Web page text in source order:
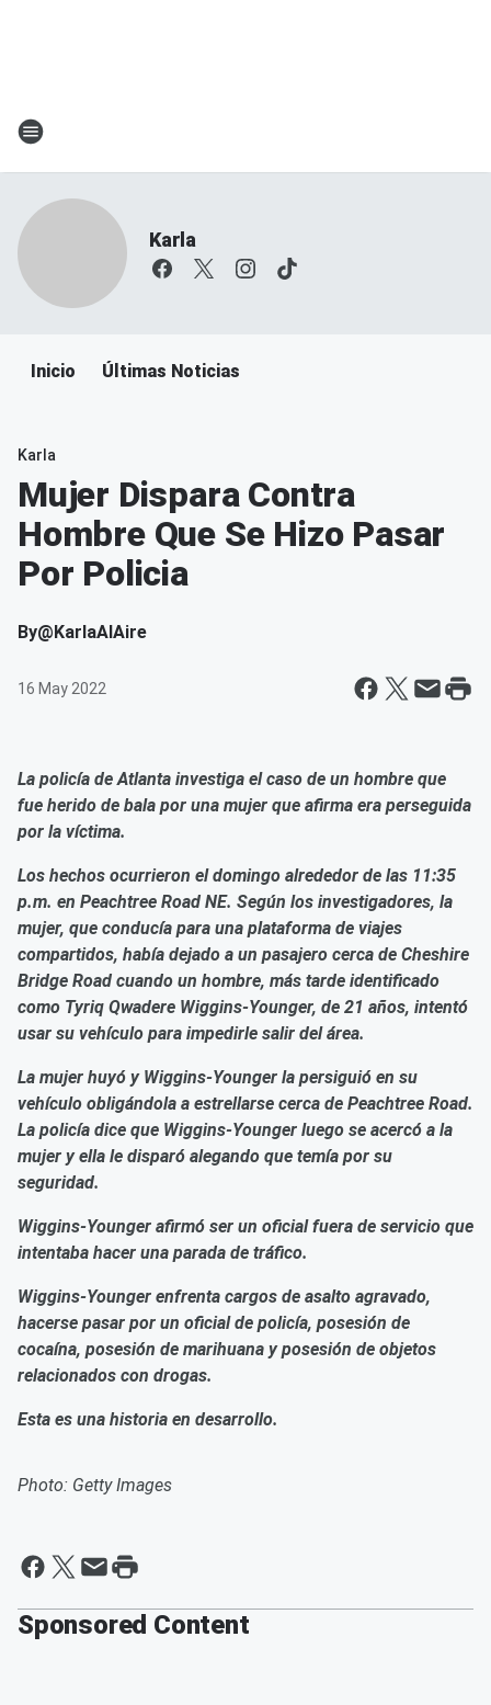
Karla
Inicio Últimas Noticias
Karla
Mujer Dispara Contra
Hombre Que Se Hizo Pasar
Por Policia
By@KarlaAlAire
16 May 2022
La policía de Atlanta investiga el caso de un hombre que
fue herido de bala por una mujer que afirma era perseguida
por la víctima.
Los hechos ocurrieron el domingo alrededor de las 11:35
p.m. en Peachtree Road NE. Según los investigadores, la
mujer, que conducía para una plataforma de viajes
compartidos, había dejado a un pasajero cerca de Cheshire
Bridge Road cuando un hombre, más tarde identificado
como Tyriq Qwadere Wiggins-Younger, de 21 años, intentó
usar su vehículo para impedirle salir del área.
La mujer huyó y Wiggins-Younger la persiguió en su
vehículo obligándola a estrellarse cerca de Peachtree Road.
La policía dice que Wiggins-Younger luego se acercó a la
mujer y ella le disparó alegando que temía por su
seguridad.
Wiggins-Younger afirmó ser un oficial fuera de servicio que
intentaba hacer una parada de tráfico.
Wiggins-Younger enfrenta cargos de asalto agravado,
hacerse pasar por un oficial de policía, posesión de
cocaína, posesión de marihuana y posesión de objetos
relacionados con drogas.
Esta es una historia en desarrollo.
Photo: Getty Images
Sponsored Content